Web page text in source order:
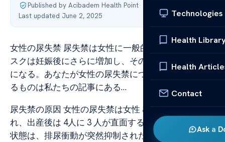
Technologies
Health
Health
Contact
Ask a
Published by Acibadem Health Point·
Last updated June 2, 2025
女性の尿失禁 尿失禁は女性に一般的である。このリ
スクは妊娠後にさらに増加し、その人は社会的に困難
になる。あなたが女性の尿失禁について知る必要があ
るものは私たちの記事にある…
尿失禁の原因 女性の尿失禁は女性 3人に 1人に見ら
れ、出産後は 4人に 3 人が直面する問題である。この
状態は、排尿衝動が突然抑制されたときに起こる絞